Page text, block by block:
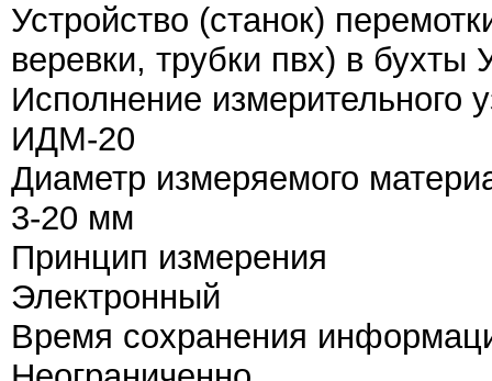
Устройство (станок)
веревки, трубки пвх) в
Исполнение измерительного
ИДМ-20
Диаметр измеряемого
3-20 мм
Принцип измерения
Электронный
Время сохранения